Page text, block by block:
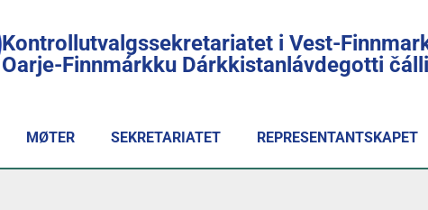
Kontrollutvalgssekretariatet i Vest-
Oarje-Finnmárkku Dárkkistanlávdegotti
MØTER SEKRETARIATET REPRESENTANTSKAPET